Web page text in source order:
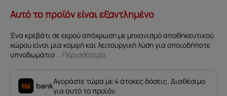
Αυτό το προϊόν είναι εξαντλημένο
Ένα κρεβάτι σε εκρού απόχρωση με μηχανισμό αποθηκευτικού
χώρου είναι μια κομψή και λειτουργική λύση για οποιοδήποτε
υπνοδωμάτιο ...Περισσότερα
Αγοράστε τώρα με 4 άτοκες δόσεις. Διαθέσιμο
για αυτό το προϊόν.